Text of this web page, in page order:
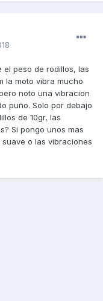
el peso de rodillos, las
la moto vibra mucho
noto una vibracion
puño. Solo por debajo
de 10gr, las
Si pongo unos mas
o las vibraciones